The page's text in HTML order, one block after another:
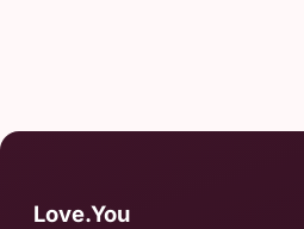
Love.You